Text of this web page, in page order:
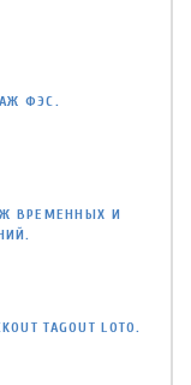
ФЭС.
ВРЕМЕННЫХ И
TAGOUT LOTO.